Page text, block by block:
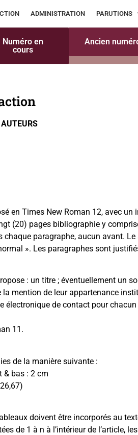
ADMINISTRATION PARUTIONS
Numéro en
cours
Ancien
en Times New Roman 12, avec un
(20) pages bibliographie y
chaque paragraphe, aucun avant. Le
». Les paragraphes sont
: un titre ; éventuellement un
mention de leur appartenance
électronique de contact pour chacun
11.
de la manière suivante :
& bas : 2 cm
doivent être incorporés au
de 1 à n à l’intérieur de l’article,